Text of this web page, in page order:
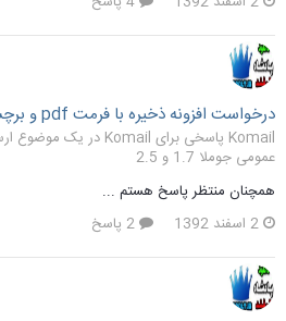
درخواست افزونه ذخیره با فرمت pdf و برچسب ها
Komail پاسخی برای Komail در یک موضوع ارسال کرد در
عمومی جوملا 1.7 و 2.5
همچنان منتظر پاسخ هستم ...
2 اسفند 1392